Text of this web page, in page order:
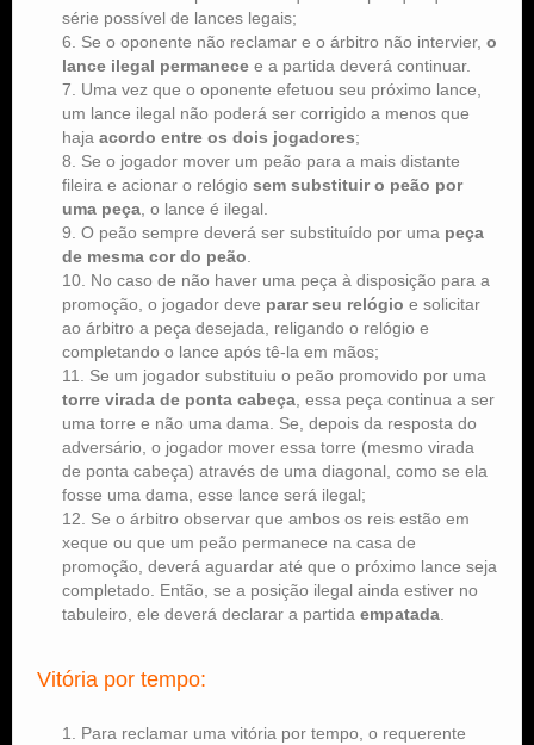
série possível de lances legais;
Se o oponente não reclamar e o árbitro não intervier, o
lance ilegal permanece e a partida deverá continuar.
Uma vez que o oponente efetuou seu próximo lance,
um lance ilegal não poderá ser corrigido a menos que
haja acordo entre os dois jogadores;
Se o jogador mover um peão para a mais distante
fileira e acionar o relógio sem substituir o peão por
uma peça , o lance é ilegal.
O peão sempre deverá ser substituído por uma peça
de mesma cor do peão
No caso de não haver uma peça à disposição para a
promoção, o jogador deve parar seu relógio e solicitar
ao árbitro a peça desejada, religando o relógio e
completando o lance após tê-la em mãos;
Se um jogador substituiu o peão promovido por uma
torre virada de ponta cabeça , essa peça continua a ser
uma torre e não uma dama. Se, depois da resposta do
adversário, o jogador mover essa torre (mesmo virada
de ponta cabeça) através de uma diagonal, como se ela
fosse uma dama, esse lance será ilegal;
Se o árbitro observar que ambos os reis estão em
xeque ou que um peão permanece na casa de
promoção, deverá aguardar até que o próximo lance seja
completado. Então, se a posição ilegal ainda estiver no
tabuleiro, ele deverá declarar a partida empatada
Vitória por tempo:
Para reclamar uma vitória por tempo, o requerente